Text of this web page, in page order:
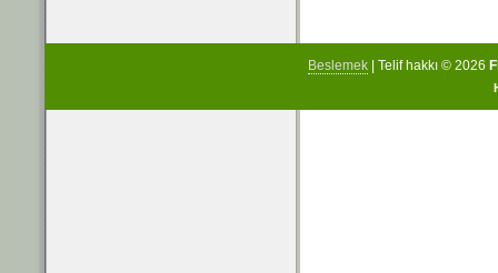
Beslemek | Telif hakkı © 2026